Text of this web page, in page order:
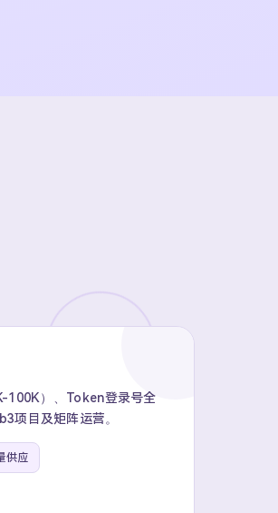
100K）、Token登录号全
项目及矩阵运营。
供应